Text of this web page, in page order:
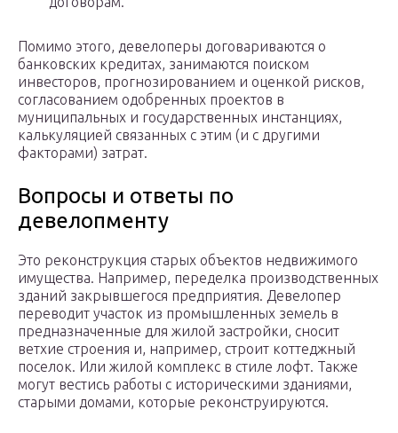
Помимо этого, девелоперы договариваются о
банковских кредитах, занимаются поиском
инвесторов, прогнозированием и оценкой рисков,
согласованием одобренных проектов в
муниципальных и государственных инстанциях,
калькуляцией связанных с этим (и с другими
факторами) затрат.
Вопросы и ответы по
девелопменту
Это реконструкция старых объектов недвижимого
имущества. Например, переделка производственных
зданий закрывшегося предприятия. Девелопер
переводит участок из промышленных земель в
предназначенные для жилой застройки, сносит
ветхие строения и, например, строит коттеджный
поселок. Или жилой комплекс в стиле лофт. Также
могут вестись работы с историческими зданиями,
старыми домами, которые реконструируются.